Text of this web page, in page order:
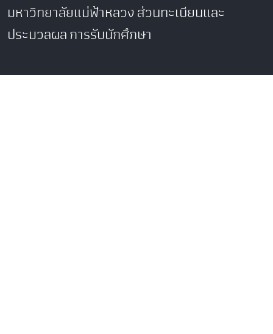
มหาวิทยาลัยแม่ฟ้าหลวงส่วนทะเบียนและ
ประมวลผลการรับนักศึกษา